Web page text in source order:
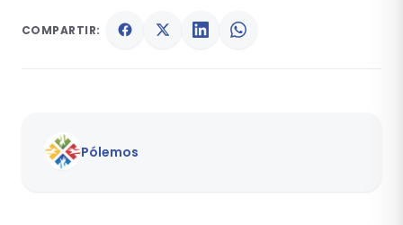
COMPARTIR:
Pólemos